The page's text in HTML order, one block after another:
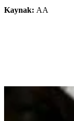
Kaynak: AA